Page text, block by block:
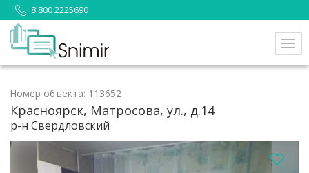
8 800 2225690
Номер объекта: 113652
Красноярск, Матросова, ул., д.14
р-н Свердловский